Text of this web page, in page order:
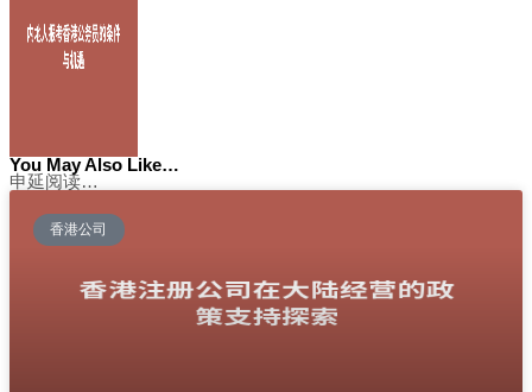
You May Also Like…
申延阅读…
香港公司